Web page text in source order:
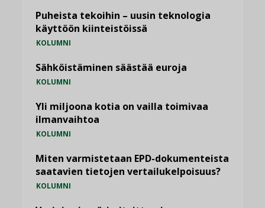
Puheista tekoihin – uusin teknologia
käyttöön kiinteistöissä
KOLUMNI
Sähköistäminen säästää euroja
KOLUMNI
Yli miljoona kotia on vailla toimivaa
ilmanvaihtoa
KOLUMNI
Miten varmistetaan EPD-dokumenteista
saatavien tietojen vertailukelpoisuus?
KOLUMNI